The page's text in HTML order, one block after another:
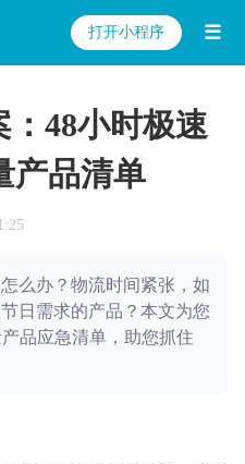
打开小程序 ☰
48小时极速
产品清单
么办？物流时间紧张，如
日需求的产品？本文为您
品应急清单，助您抓住